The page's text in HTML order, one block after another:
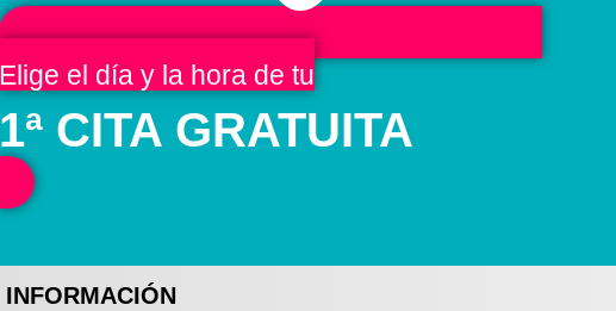
Elige el día y la hora de tu
1ª CITA GRATUITA
INFORMACIÓN